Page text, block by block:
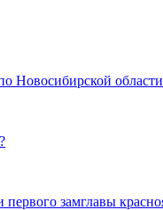
Новосибирской области
замглавы